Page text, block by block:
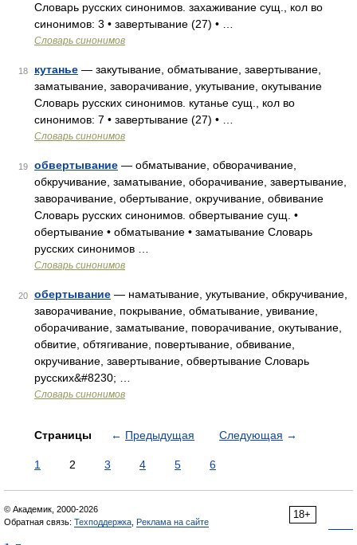
Словарь русских синонимов. захаживание сущ., кол во
синонимов: 3 • завертывание (27) • …
Словарь синонимов
18 кутанье — закутывание, обматывание, завертывание,
заматывание, заворачивание, укутывание, окутывание
Словарь русских синонимов. кутанье сущ., кол во
синонимов: 7 • завертывание (27) • …
Словарь синонимов
19 обвертывание — обматывание, обворачивание,
обкручивание, заматывание, оборачивание, завертывание,
заворачивание, обертывание, окручивание, обвивание
Словарь русских синонимов. обвертывание сущ. •
обертывание • обматывание • заматывание Словарь
русских синонимов …
Словарь синонимов
20 обертывание — наматывание, укутывание, обкручивание,
заворачивание, покрывание, обматывание, увивание,
оборачивание, заматывание, поворачивание, окутывание,
обвитие, обтягивание, повертывание, обвивание,
окручивание, завертывание, обвертывание Словарь
русских&#8230; …
Словарь синонимов
Страницы ← Предыдущая Следующая →
1 2 3 4 5 6
18+
© Академик, 2000-2026
Обратная связь: Техподдержка Реклама на сайте